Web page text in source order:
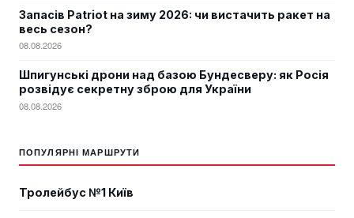
Запасів Patriot на зиму 2026: чи вистачить ракет на
весь сезон?
08.08.2026
Шпигунські дрони над базою Бундесверу: як Росія
розвідує секретну зброю для України
08.08.2026
ПОПУЛЯРНІ МАРШРУТИ
Тролейбус №1 Київ